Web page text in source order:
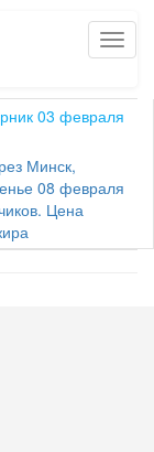
03 февраля
Минск,
08 февраля
Цена